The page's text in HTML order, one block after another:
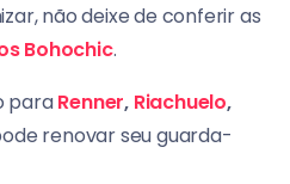
não deixe de conferir as
Bohochic.
paraRenner, Riachuelo,
renovar seu guarda-